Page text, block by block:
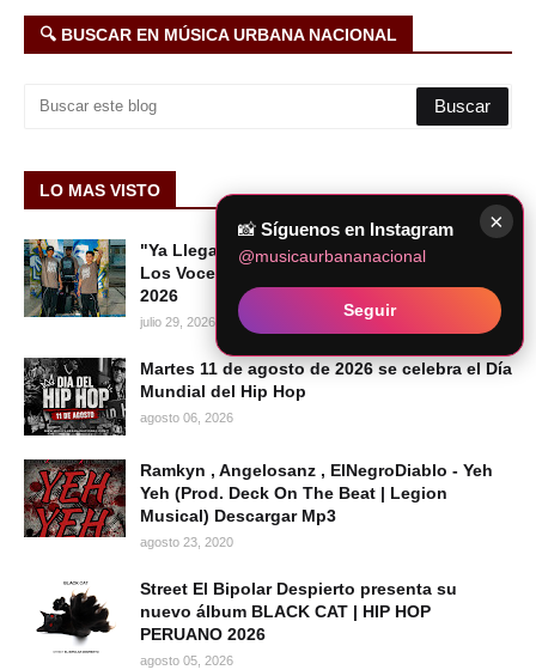
🔍 BUSCAR EN MÚSICA URBANA NACIONAL
LO MAS VISTO
"Ya Llegaron Los Voceros": el nuevo tema de
Los Voceros del Barrio | HIP HOP PERUANO
2026
julio 29, 2026
Martes 11 de agosto de 2026 se celebra el Día
Mundial del Hip Hop
agosto 06, 2026
Ramkyn , Angelosanz , ElNegroDiablo - Yeh
Yeh (Prod. Deck On The Beat | Legion
Musical) Descargar Mp3
agosto 23, 2020
Street El Bipolar Despierto presenta su
nuevo álbum BLACK CAT | HIP HOP
PERUANO 2026
agosto 05, 2026
×
📸 Síguenos en Instagram
@musicaurbananacional
Seguir